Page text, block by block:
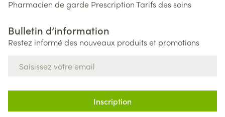
Pharmacien de garde PrescriptionTarifs des soins
Bulletin d’information
Restez informé des nouveaux produits et promotions
Inscription